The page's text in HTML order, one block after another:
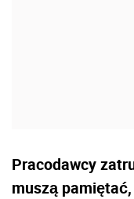
Pracodawcy
muszą